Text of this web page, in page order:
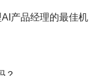
产品经理的最佳机